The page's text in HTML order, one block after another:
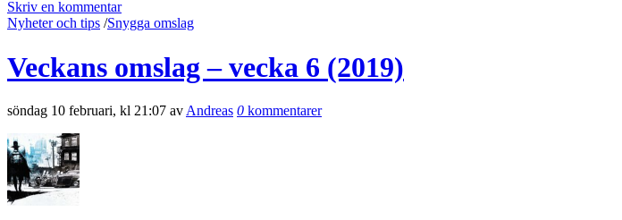
Skriv en kommentar
Nyheter och tips /Snygga omslag
Veckans omslag – vecka 6 (2019)
söndag 10 februari, kl 21:07 av Andreas 0 kommentarer